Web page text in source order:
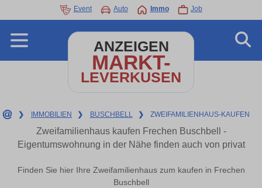
Event Auto Immo Job
ANZEIGEN
MARKT-
LEVERKUSEN
❯ IMMOBILIEN ❯ BUSCHBELL ❯ ZWEIFAMILIENHAUS-KAUFEN
Zweifamilienhaus kaufen Frechen Buschbell -
Eigentumswohnung in der Nähe finden auch von privat
Finden Sie hier Ihre Zweifamilienhaus zum kaufen in Frechen
Buschbell